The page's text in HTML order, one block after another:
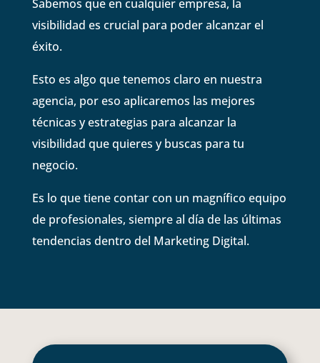
Sabemos que en cualquier empresa, la
visibilidad es crucial para poder alcanzar el
éxito.
Esto es algo que tenemos claro en nuestra
agencia, por eso aplicaremos las mejores
técnicas y estrategias para alcanzar la
visibilidad que quieres y buscas para tu
negocio.
Es lo que tiene contar con un magnífico equipo
de profesionales, siempre al día de las últimas
tendencias dentro del Marketing Digital.